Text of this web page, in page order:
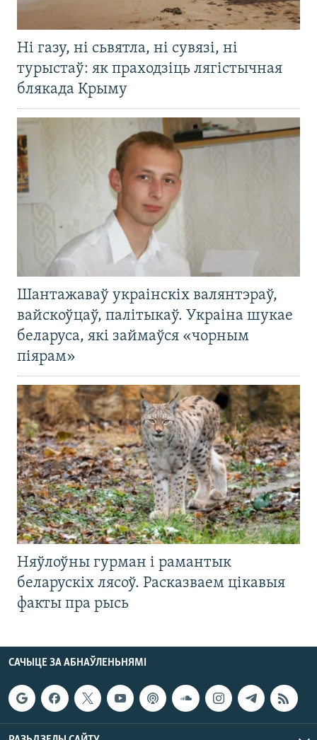
Ні газу, ні сьвятла, ні сувязі, ні
турыстаў: як праходзіць лягістычная
блякада Крыму
Шантажаваў украінскіх валянтэраў,
вайскоўцаў, палітыкаў. Украіна шукае
беларуса, які займаўся «чорным
піярам»
Няўлоўны гурман і рамантык
беларускіх лясоў. Расказваем цікавыя
факты пра рысь
САЧЫЦЕ ЗА АБНАЎЛЕНЬНЯМІ